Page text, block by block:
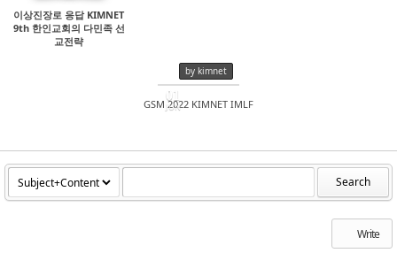
이상진장로 응답 KIMNET
9th 한인교회의 다민족 선
교전략
01
JUN
by kimnet
GSM 2022 KIMNET IMLF
Search
Write